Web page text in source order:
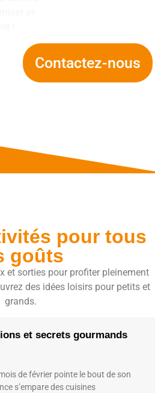
Contactez-nous
pour tous
goûts
et sorties pour profiter pleinement
des idées loisirs pour petits et
grands.
et secrets gourmands
de février pointe le bout de son
s’empare des cuisines